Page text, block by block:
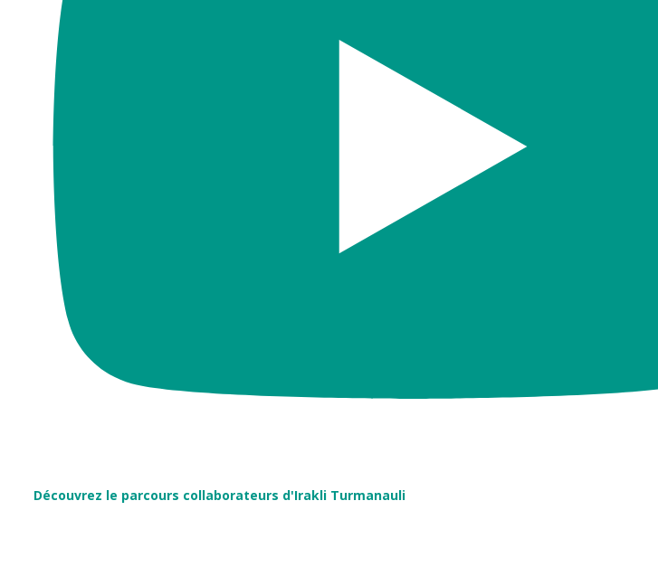
Découvrez le parcours collaborateurs d'Irakli Turmanauli